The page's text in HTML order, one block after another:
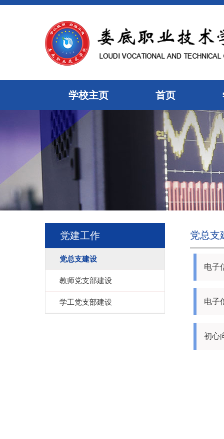
学校主页 首页
党建工作
党总支建设
教师党支部建设
学工党支部建设
党总支
电子
电子
初心